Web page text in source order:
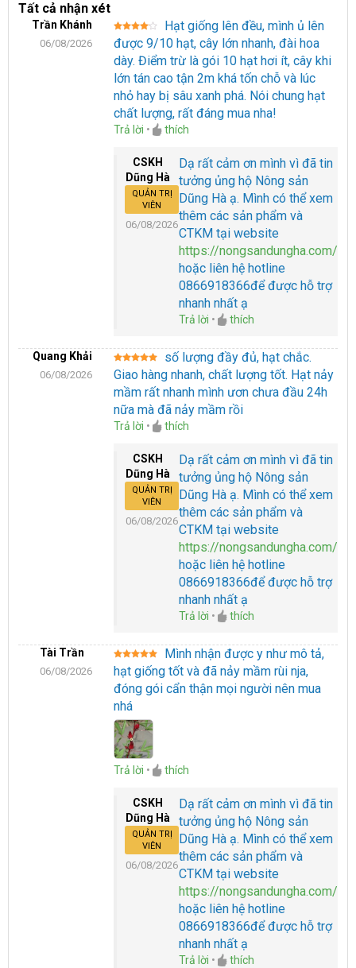
Tất cả nhận xét
Trần Khánh
06/08/2026
Được
xếp
hạng
4
5 sao
Hạt giống lên đều, mình ủ lên
được 9/10 hạt, cây lớn nhanh, đài hoa
dày. Điểm trừ là gói 10 hạt hơi ít, cây khi
lớn tán cao tận 2m khá tốn chỗ và lúc
nhỏ hay bị sâu xanh phá. Nói chung hạt
chất lượng, rất đáng mua nha!
Trả lời • thích
CSKH
Dũng Hà
QUẢN TRỊ
VIÊN
06/08/2026
Dạ rất cảm ơn mình vì đã tin
tưởng ủng hộ Nông sản
Dũng Hà ạ. Mình có thể xem
thêm các sản phẩm và
CTKM tại website
https://nongsandungha.com/
hoặc liên hệ hotline
0866918366để được hỗ trợ
nhanh nhất ạ
Trả lời • thích
Quang Khải
06/08/2026
Được xếp
hạng5 5
sao
số lượng đầy đủ, hạt chắc.
Giao hàng nhanh, chất lượng tốt. Hạt nảy
mầm rất nhanh mình ươn chưa đầu 24h
nữa mà đã nảy mầm rồi
Trả lời • thích
CSKH
Dũng Hà
QUẢN TRỊ
VIÊN
06/08/2026
Dạ rất cảm ơn mình vì đã tin
tưởng ủng hộ Nông sản
Dũng Hà ạ. Mình có thể xem
thêm các sản phẩm và
CTKM tại website
https://nongsandungha.com/
hoặc liên hệ hotline
0866918366để được hỗ trợ
nhanh nhất ạ
Trả lời • thích
Tài Trần
06/08/2026
Được xếp
hạng55
sao
Mình nhận được y như mô tả,
hạt giống tốt và đã nảy mầm rùi nja,
đóng gói cẩn thận mọi người nên mua
nhá
Trả lời • thích
CSKH
Dũng Hà
QUẢN TRỊ
VIÊN
06/08/2026
Dạ rất cảm ơn mình vì đã tin
tưởng ủng hộ Nông sản
Dũng Hà ạ. Mình có thể xem
thêm các sản phẩm và
CTKM tại website
https://nongsandungha.com/
hoặc liên hệ hotline
0866918366để được hỗ trợ
nhanh nhất ạ
Trả lời • thích